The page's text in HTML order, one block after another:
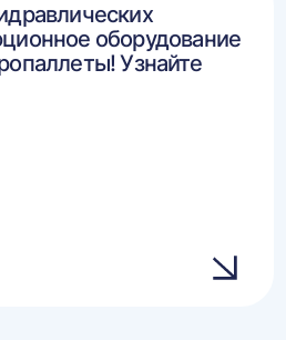
оборудование
Узнайте